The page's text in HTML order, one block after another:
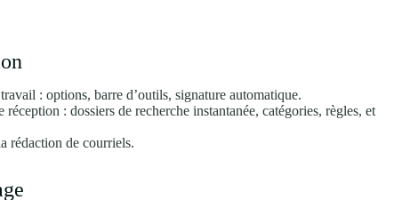
: options, barre d’outils, signature automatique.
: dossiers de recherche instantanée, catégories, règles, et
rédaction de courriels.